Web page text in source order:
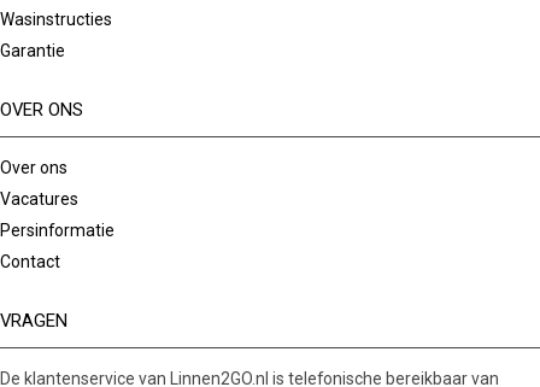
Wasinstructies
Garantie
OVER ONS
Over ons
Vacatures
Persinformatie
Contact
VRAGEN
De klantenservice van Linnen2GO.nl is telefonische bereikbaar van